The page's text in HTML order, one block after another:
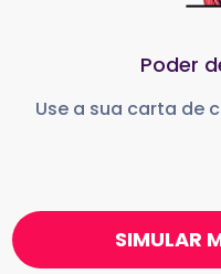
Poder
Use a sua carta de
SIMULAR